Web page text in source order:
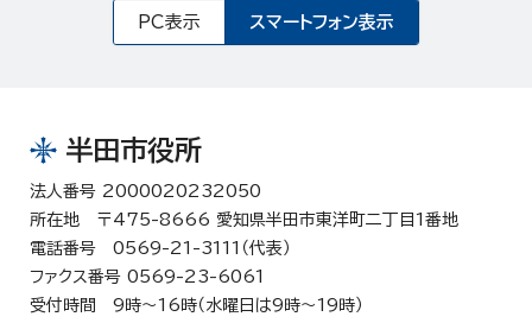
PC表示 スマートフォン表示
半田市役所
法人番号 2000020232050
所在地 〒475-8666 愛知県半田市東洋町二丁目1番地
電話番号 0569-21-3111（代表）
ファクス番号 0569-23-6061
受付時間 9時～16時（水曜日は9時～19時）